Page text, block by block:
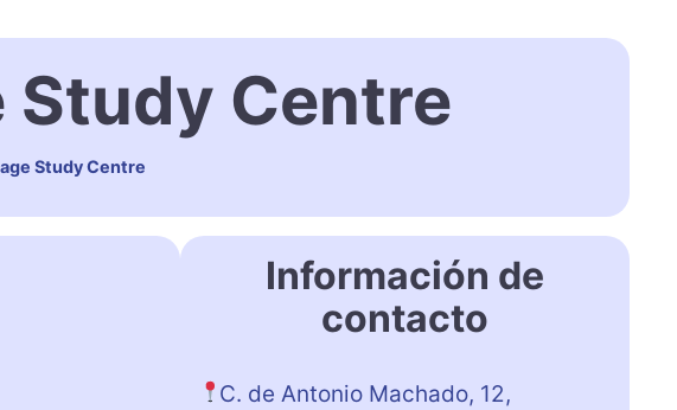
Study Centre
Study Centre
Información de
contacto
C. de Antonio Machado, 12,